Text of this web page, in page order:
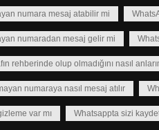
numara mesaj atabilir mi
numaradan mesaj gelir mi
rehberinde olup olmadığını nasıl
numaraya nasıl mesaj atılır
var mı Whatsappta sizi